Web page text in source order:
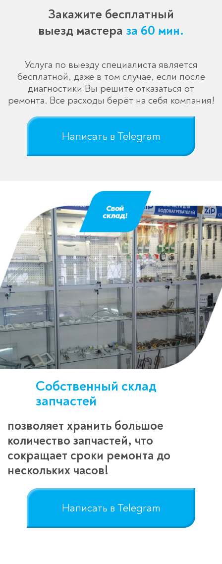
Закажите бесплатный
выезд мастера за 60 мин.
Услуга по выезду специалиста является
бесплатной, даже в том случае, если после
диагностики Вы решите отказаться от
ремонта. Все расходы берёт на себя компания!
Написать в Telegram
Собственный склад
запчастей
позволяет хранить большое
количество запчастей, что
сокращает сроки ремонта до
нескольких часов!
Написать в Telegram